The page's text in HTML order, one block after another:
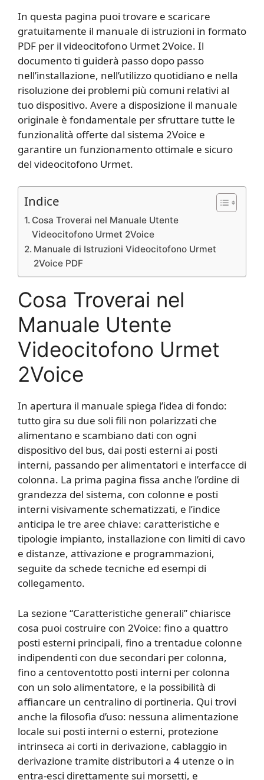
In questa pagina puoi trovare e scaricare
gratuitamente il manuale di istruzioni in formato
PDF per il videocitofono Urmet 2Voice. Il
documento ti guiderà passo dopo passo
nell’installazione, nell’utilizzo quotidiano e nella
risoluzione dei problemi più comuni relativi al
tuo dispositivo. Avere a disposizione il manuale
originale è fondamentale per sfruttare tutte le
funzionalità offerte dal sistema 2Voice e
garantire un funzionamento ottimale e sicuro
del videocitofono Urmet.
Indice
Cosa Troverai nel Manuale Utente
Videocitofono Urmet 2Voice
Manuale di Istruzioni Videocitofono Urmet
2Voice PDF
Cosa Troverai nel
Manuale Utente
Videocitofono Urmet
2Voice
In apertura il manuale spiega l’idea di fondo:
tutto gira su due soli fili non polarizzati che
alimentano e scambiano dati con ogni
dispositivo del bus, dai posti esterni ai posti
interni, passando per alimentatori e interfacce di
colonna. La prima pagina fissa anche l’ordine di
grandezza del sistema, con colonne e posti
interni visivamente schematizzati, e l’indice
anticipa le tre aree chiave: caratteristiche e
tipologie impianto, installazione con limiti di cavo
e distanze, attivazione e programmazioni,
seguite da schede tecniche ed esempi di
collegamento.
La sezione “Caratteristiche generali” chiarisce
cosa puoi costruire con 2Voice: fino a quattro
posti esterni principali, fino a trentadue colonne
indipendenti con due secondari per colonna,
fino a centoventotto posti interni per colonna
con un solo alimentatore, e la possibilità di
affiancare un centralino di portineria. Qui trovi
anche la filosofia d’uso: nessuna alimentazione
locale sui posti interni o esterni, protezione
intrinseca ai corti in derivazione, cablaggio in
derivazione tramite distributori a 4 utenze o in
entra-esci direttamente sui morsetti, e